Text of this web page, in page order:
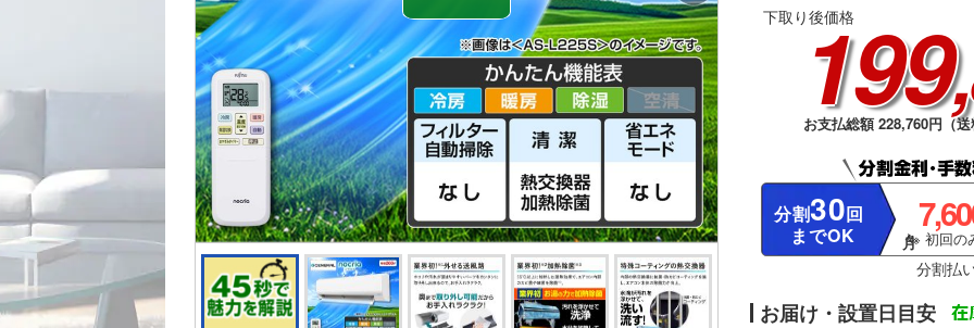
下取り後価格
199
お支払総額 228,760円（
分割30回
までOK
※ 初回の
分割払
お届け・設置日目安